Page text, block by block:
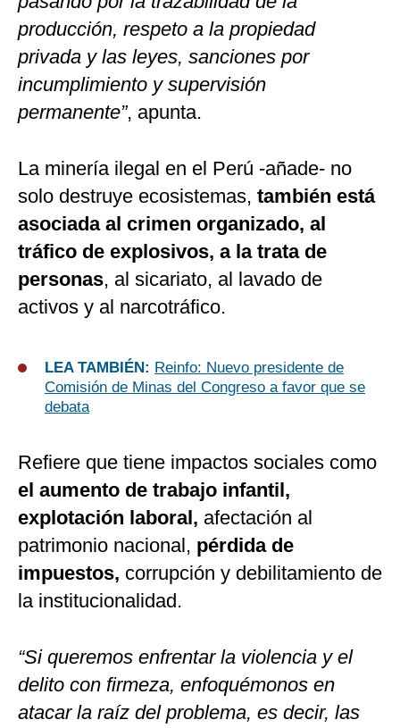
producción, respeto a la propiedad
privada y las leyes, sanciones por
incumplimiento y supervisión
permanente”, apunta.
La minería ilegal en el Perú -añade- no
solo destruye ecosistemas, también está
asociada al crimen organizado, al
tráfico de explosivos, a la trata de
personas, al sicariato, al lavado de
activos y al narcotráfico.
LEA TAMBIÉN: Reinfo: Nuevo presidente de
Comisión de Minas del Congreso a favor que se
debata
Refiere que tiene impactos sociales como
el aumento de trabajo infantil,
explotación laboral, afectación al
patrimonio nacional, pérdida de
impuestos, corrupción y debilitamiento de
la institucionalidad.
“Si queremos enfrentar la violencia y el
delito con firmeza, enfoquémonos en
atacar la raíz del problema, es decir, las